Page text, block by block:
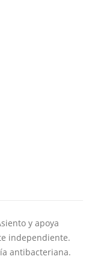
y apoya
independiente.
antibacteriana.